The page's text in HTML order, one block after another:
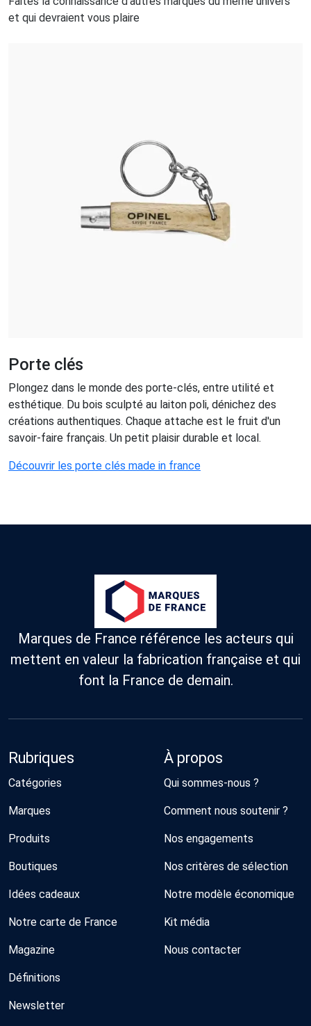
et qui devraient vous plaire
Porte clés
Plongez dans le monde des porte-clés, entre utilité et
esthétique. Du bois sculpté au laiton poli, dénichez des
créations authentiques. Chaque attache est le fruit d'un
savoir-faire français. Un petit plaisir durable et local.
Découvrir les porte clés made in france
Marques de France référence les acteurs qui
mettent en valeur la fabrication française et qui
font la France de demain.
Rubriques
Catégories
Marques
Produits
Boutiques
Idées cadeaux
Notre carte de France
Magazine
Définitions
Newsletter
À propos
Qui sommes-nous ?
Comment nous soutenir ?
Nos engagements
Nos critères de sélection
Notre modèle économique
Kit média
Nous contacter